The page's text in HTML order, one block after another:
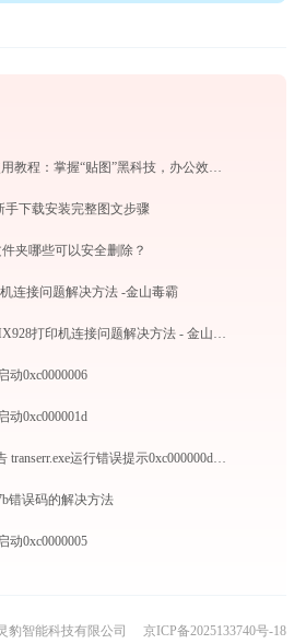
Snipaste截图工具使用教程：掌握“贴图”黑科技，办公效率翻倍
手下载安装完整图文步骤
件夹哪些可以安全删除？
连接问题解决方法 -金山毒霸
佳能腾彩PIXMA MX928打印机连接问题解决方法 - 金山毒霸
动0xc0000006
动0xc000001d
WPS Office错误报告 transerr.exe运行错误提示0xc000000d的解决办法
错误码的解决方法
动0xc0000005
豹智能科技有限公司 京ICP备2025133740号-18